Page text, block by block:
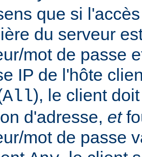
que si
du serveur
mot de passe
IP de l'hôte
All), le client
d'adresse, et
mot de passe